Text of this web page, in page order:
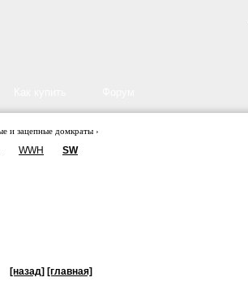
и зацепные домкраты ›
WWH
SW
[назад] [главная]